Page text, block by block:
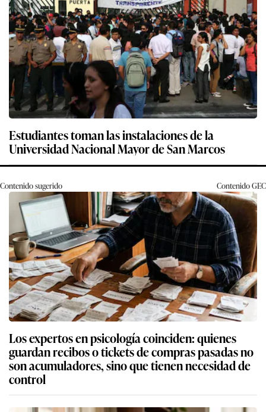
Estudiantes toman las instalaciones de la
Universidad Nacional Mayor de San Marcos
Contenido sugerido ContenidoGEC
Los expertos en psicología coinciden: quienes
guardan recibos o tickets de compras pasadas no
son acumuladores, sino que tienen necesidad de
control